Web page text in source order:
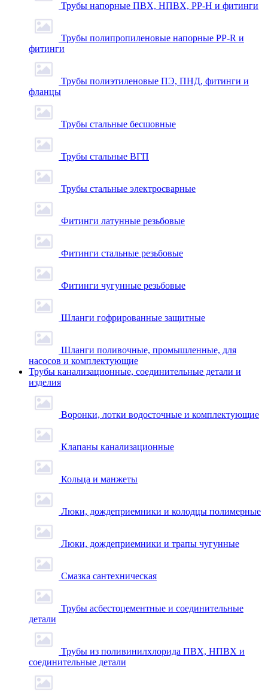
Трубы напорные ПВХ, НПВХ, PP-H и фитинги
Трубы полипропиленовые напорные PP-R и
фитинги
Трубы полиэтиленовые ПЭ, ПНД, фитинги и
фланцы
Трубы стальные бесшовные
Трубы стальные ВГП
Трубы стальные электросварные
Фитинги латунные резьбовые
Фитинги стальные резьбовые
Фитинги чугунные резьбовые
Шланги гофрированные защитные
Шланги поливочные, промышленные, для
насосов и комплектующие
Трубы канализационные, соединительные детали и
изделия
Воронки, лотки водосточные и комплектующие
Клапаны канализационные
Кольца и манжеты
Люки, дождеприемники и колодцы полимерные
Люки, дождеприемники и трапы чугунные
Смазка сантехническая
Трубы асбестоцементные и соединительные
детали
Трубы из поливинилхлорида ПВХ, НПВХ и
соединительные детали